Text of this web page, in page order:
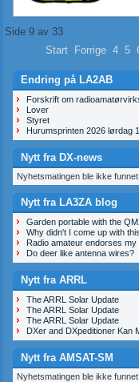
Side 9 av 33
Start
Forrige 4 5
Endring på LA2AB
Forskrift om
Lover
Styret
Hurumsprinten 2026 lørdag
Nytt fra DX-news
Nyhetsmatingen ble ikke funnet.
Nytt fra LA3ZA blog
Garden portable with the
Why didn't I come up with
Radio amateur endorses my
Do deer like antenna wires?
Nytt fra ARRL
The ARRL Solar Update
The ARRL Solar Update
The ARRL Solar Update
DXer and DXpeditioner Kan
Nytt fra AMSAT-SM
Nyhetsmatingen ble ikke funnet.